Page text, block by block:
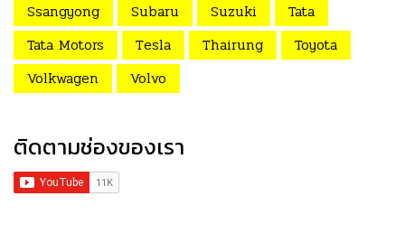
Ssangyong
Subaru Suzuki
Tata
Tata Motors
Tesla Thairung
Toyota
Volkwagen
Volvo
ติดตามช่องของเรา